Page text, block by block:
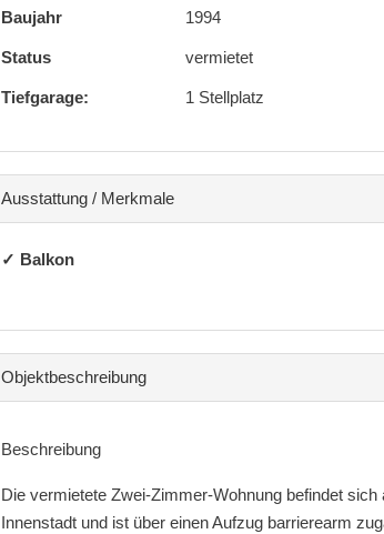
Baujahr 1994
Status vermietet
Tiefgarage: 1 Stellplatz
Ausstattung / Merkmale
✓ Balkon
Objekt­beschreibung
Beschreibung
Die vermietete Zwei-Zimmer-Wohnung befindet
Innenstadt und ist über einen Aufzug barrierearm